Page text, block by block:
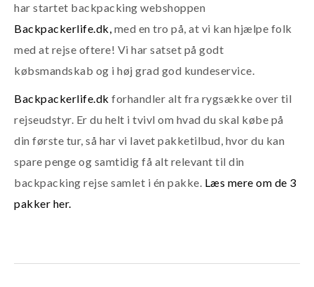
har startet backpacking webshoppen
Backpackerlife.dk, med en tro på, at vi kan hjælpe folk
med at rejse oftere! Vi har satset på godt
købsmandskab og i høj grad god kundeservice.
Backpackerlife.dk forhandler alt fra rygsække over til
rejseudstyr. Er du helt i tvivl om hvad du skal købe på
din første tur, så har vi lavet pakketilbud, hvor du kan
spare penge og samtidig få alt relevant til din
backpacking rejse samlet i én pakke. Læs mere om de 3
pakker her.